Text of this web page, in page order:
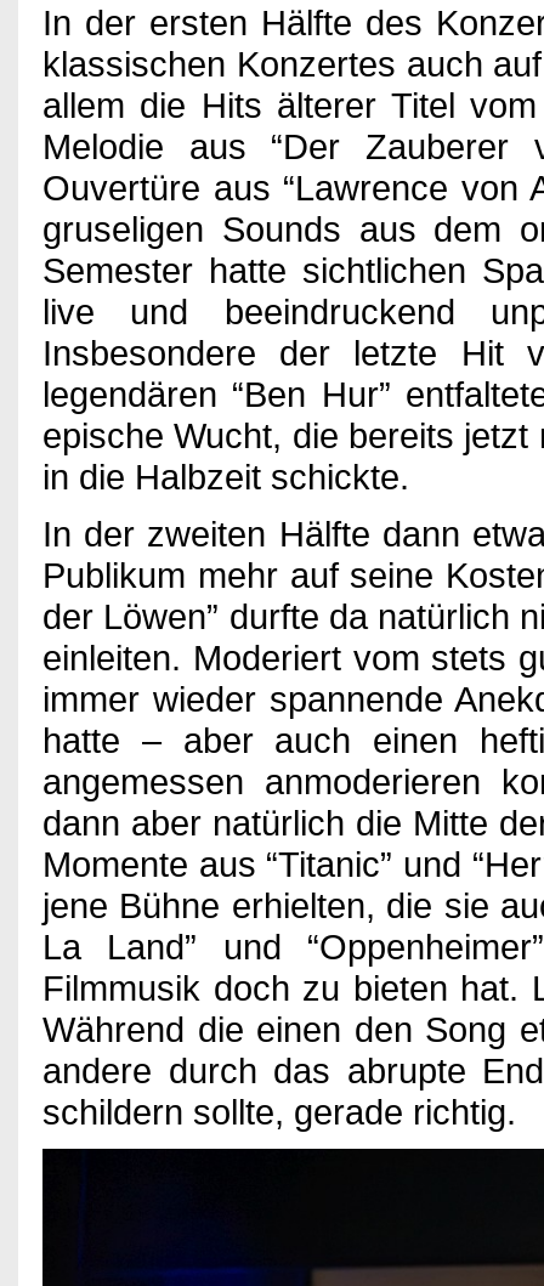
In der ersten Hälfte des
klassischen Konzertes auch
allem die Hits älterer Titel
Melodie aus “Der
Ouvertüre aus “Lawrence von
gruseligen Sounds aus dem
Semester hatte sichtlichen
live und beeindruckend
Insbesondere der letzte Hit
legendären “Ben Hur”
epische Wucht, die bereits
in die Halbzeit schickte.
In der zweiten Hälfte dann
Publikum mehr auf seine
der Löwen” durfte da natürlich
einleiten. Moderiert vom stets
immer wieder spannende
hatte – aber auch einen
angemessen anmoderieren
dann aber natürlich die Mitte
Momente aus “Titanic” und
jene Bühne erhielten, die sie
La Land” und
Filmmusik doch zu bieten hat.
Während die einen den Song
andere durch das abrupte
schildern sollte, gerade richtig.